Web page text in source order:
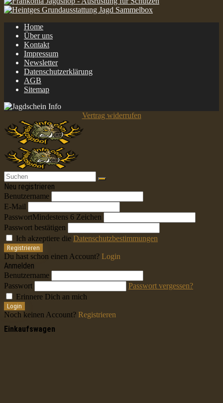
Home
Über uns
Kontakt
Impressum
Newsletter
Datenschutzerklärung
AGB
Sitemap
Vertrag widerrufen
Neu registrieren
Benutzername
E-Mail
PasswortMindestens 6 Zeichen
Passwort bestätigen
Ich akzeptiere die Datenschutzbestimmungen
Registrieren
Du hast schon einen Account? Login
Anmelden
Benutzername
Passwort
Passwort vergessen?
Erinnere Dich an mich
Login
Noch keinen Account? Registrieren
Einkaufswagen